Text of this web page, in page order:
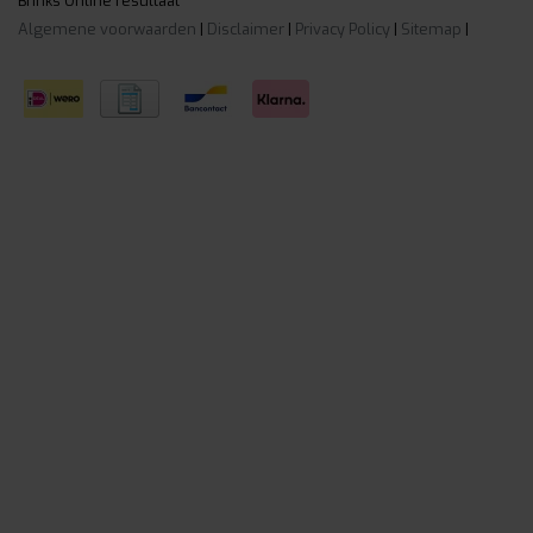
Algemene voorwaarden | Disclaimer | Privacy Policy | Sitemap |